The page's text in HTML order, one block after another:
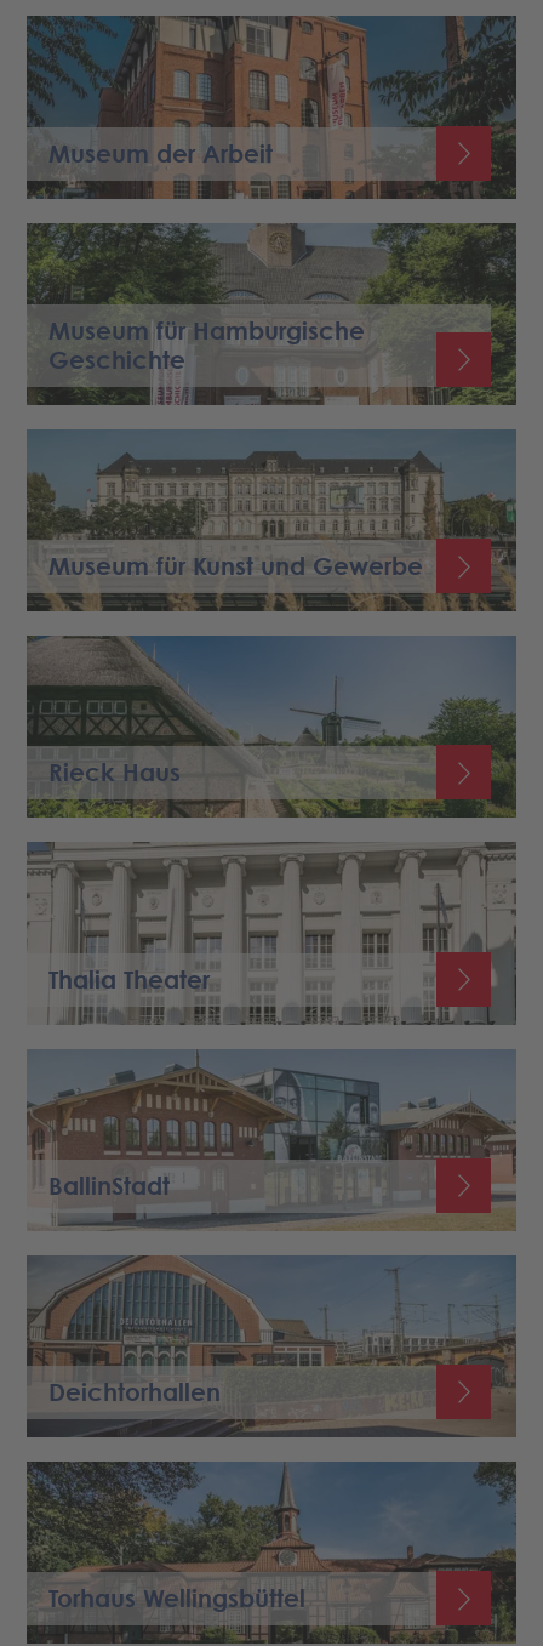
Museum der Arbeit
Museum für Hamburgische
Geschichte
Museum für Kunst und Gewerbe
Rieck Haus
Thalia Theater
BallinStadt
Deichtorhallen
Torhaus Wellingsbüttel